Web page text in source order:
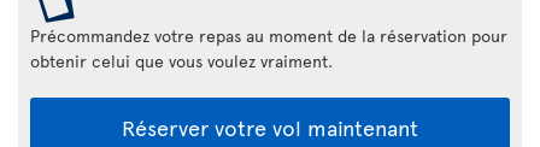
Précommandez votre repas au moment de la réservation pour
obtenir celui que vous voulez vraiment.
Réserver votre vol maintenant